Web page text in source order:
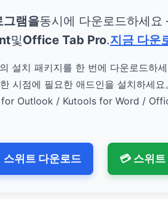
그램을동시에 다운로드하세
및Office Tab Pro.지금 다운
설치 패키지를 한 번에 다운로드하세
한 시점에 필요한 애드인을 설치하세요。
Outlook / Kutools for Word /
스위트 다운로드 💳 스위트